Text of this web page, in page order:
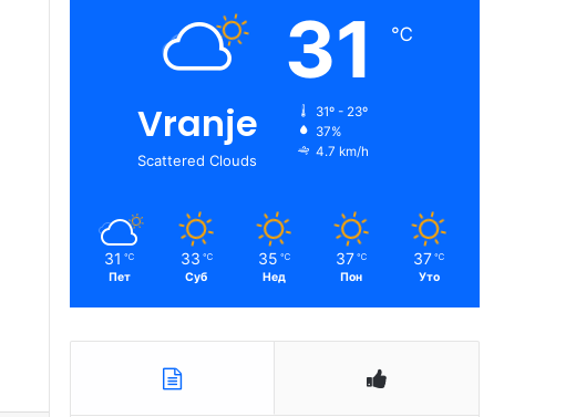
Vranje
Scattered Clouds
31 ℃
31º - 23º
37%
4.7 km/h
31 ℃
Пет
33 ℃
Суб
35 ℃
Нед
37 ℃
Пон
37 ℃
Уто